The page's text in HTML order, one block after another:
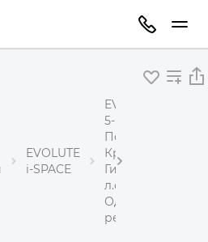
EVOLUTE
i-SPACE
EVOLUTE i-SPACE
5-местный
Полный привод
Кроссовер
Гибрид 1,5 л 367
л.с.
редуктор